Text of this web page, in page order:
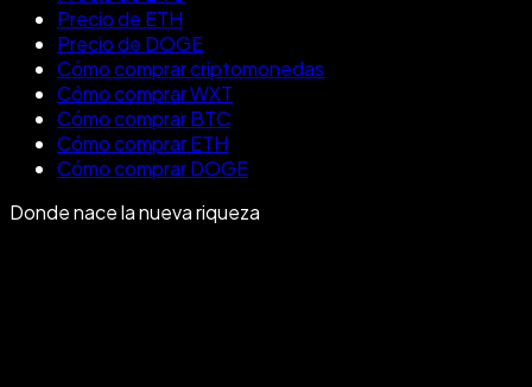
Precio de ETH
Precio de DOGE
Cómo comprar criptomonedas
Cómo comprar WXT
Cómo comprar BTC
Cómo comprar ETH
Cómo comprar DOGE
Donde nace la nueva riqueza